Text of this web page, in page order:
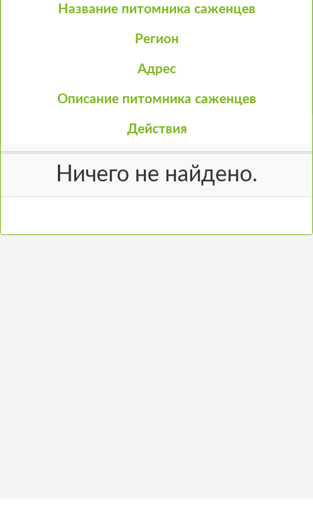
Название питомника саженцев
Регион
Адрес
Описание питомника саженцев
Действия
Ничего не найдено.